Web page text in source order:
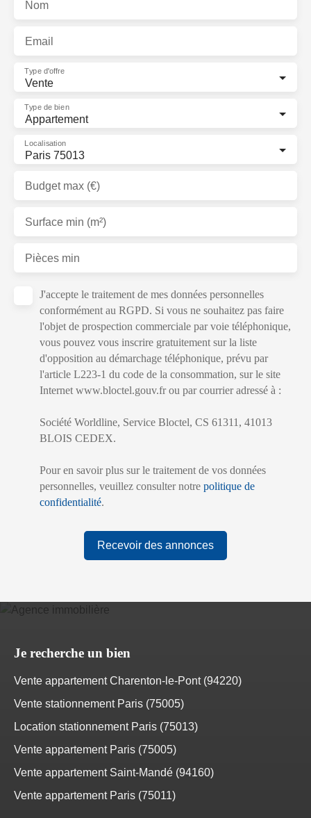
Nom
Email
Vente
Type d'offre
Appartement
Type de bien
Paris 75013
Localisation
Budget max (€)
Surface min (m²)
Pièces min
J'accepte le traitement de mes données personnelles
conformément au RGPD. Si vous ne souhaitez pas faire
l'objet de prospection commerciale par voie téléphonique,
vous pouvez vous inscrire gratuitement sur la liste
d'opposition au démarchage téléphonique, prévu par
l'article L223-1 du code de la consommation, sur le site
Internet www.bloctel.gouv.fr ou par courrier adressé à :
Société Worldline, Service Bloctel, CS 61311, 41013
BLOIS CEDEX.
Pour en savoir plus sur le traitement de vos données
personnelles, veuillez consulter notre politique de
confidentialité.
Recevoir des annonces
Je recherche un bien
Vente appartement Charenton-le-Pont (94220)
Vente stationnement Paris (75005)
Location stationnement Paris (75013)
Vente appartement Paris (75005)
Vente appartement Saint-Mandé (94160)
Vente appartement Paris (75011)